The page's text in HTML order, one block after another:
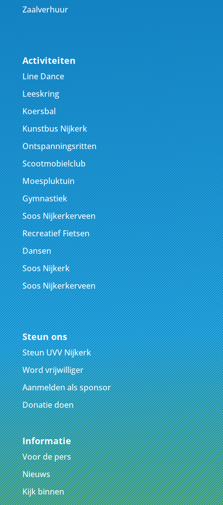
Zaalverhuur
Activiteiten
Line Dance
Leeskring
Koersbal
Kunstbus Nijkerk
Ontspanningsritten
Scootmobielclub
Moespluktuin
Gymnastiek
Soos Nijkerkerveen
Recreatief Fietsen
Dansen
Soos Nijkerk
Soos Nijkerkerveen
Steun ons
Steun UVV Nijkerk
Word vrijwilliger
Aanmelden als sponsor
Donatie doen
Informatie
Voor de pers
Nieuws
Kijk binnen